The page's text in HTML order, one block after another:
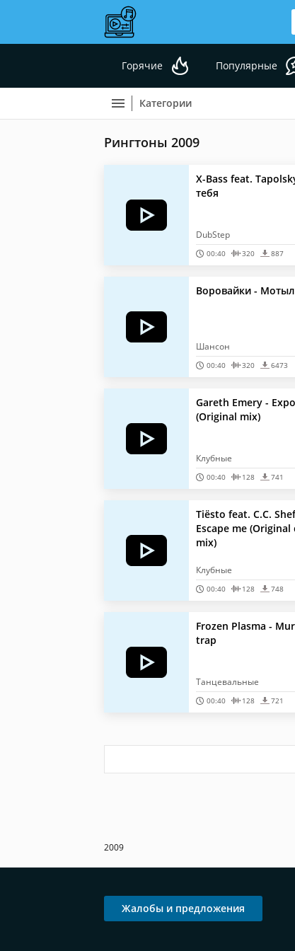
Горячие Популярные
Категории
Рингтоны 2009
X-Bass feat.
тебя
DubStep
00:40 320 887
Воровайки -
Шансон
00:40 320 6473
Gareth Emery -
(Original mix)
Клубные
00:40 128 741
Tiësto feat. C.C.
Escape me (Original
mix)
Клубные
00:40 128 748
Frozen Plasma -
trap
Танцевальные
00:40 128 721
2009
Жалобы и предложения